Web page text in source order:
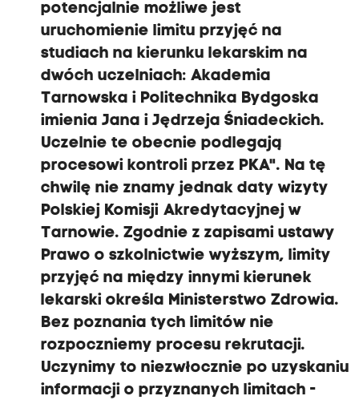
potencjalnie możliwe jest
uruchomienie limitu przyjęć na
studiach na kierunku lekarskim na
dwóch uczelniach: Akademia
Tarnowska i Politechnika Bydgoska
imienia Jana i Jędrzeja Śniadeckich.
Uczelnie te obecnie podlegają
procesowi kontroli przez PKA". Na tę
chwilę nie znamy jednak daty wizyty
Polskiej Komisji Akredytacyjnej w
Tarnowie. Zgodnie z zapisami ustawy
Prawo o szkolnictwie wyższym, limity
przyjęć na między innymi kierunek
lekarski określa Ministerstwo Zdrowia.
Bez poznania tych limitów nie
rozpoczniemy procesu rekrutacji.
Uczynimy to niezwłocznie po uzyskaniu
informacji o przyznanych limitach -